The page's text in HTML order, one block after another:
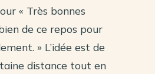
« Très bonnes
de ce repos pour
» L’idée est de
distance tout en